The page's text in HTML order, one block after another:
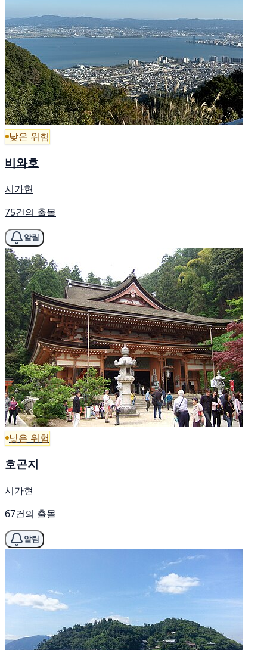
낮은 위험
비와호
시가현
75건의 출몰
알림
낮은 위험
호곤지
시가현
67건의 출몰
알림